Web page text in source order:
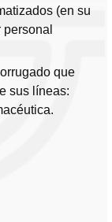
(en su
que
sus líneas: